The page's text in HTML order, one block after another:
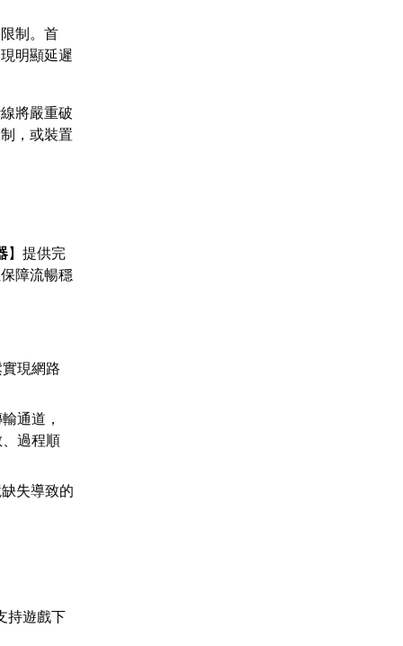
制。首
明顯延遲
將嚴重破
，或裝置
】提供完
障流暢穩
現網路
通道，
過程順
失導致的
持遊戲下